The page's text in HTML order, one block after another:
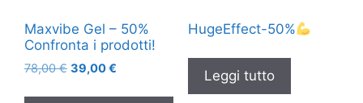
Maxvibe Gel – 50%
Confronta i prodotti!
78,00€ Il
39,00€
HugeEffect-50%
Leggi tutto